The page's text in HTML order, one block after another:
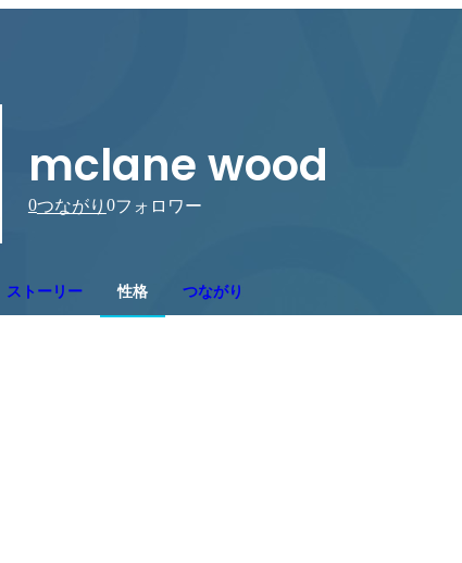
mclane wood
0つながり 0フォロワー
ストーリー 性格 つながり